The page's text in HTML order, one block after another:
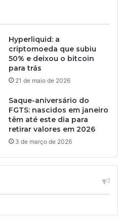
Hyperliquid: a
criptomoeda que subiu
50% e deixou o bitcoin
para trás
21 de maio de 2026
Saque-aniversário do
FGTS: nascidos em janeiro
têm até este dia para
retirar valores em 2026
3 de março de 2026